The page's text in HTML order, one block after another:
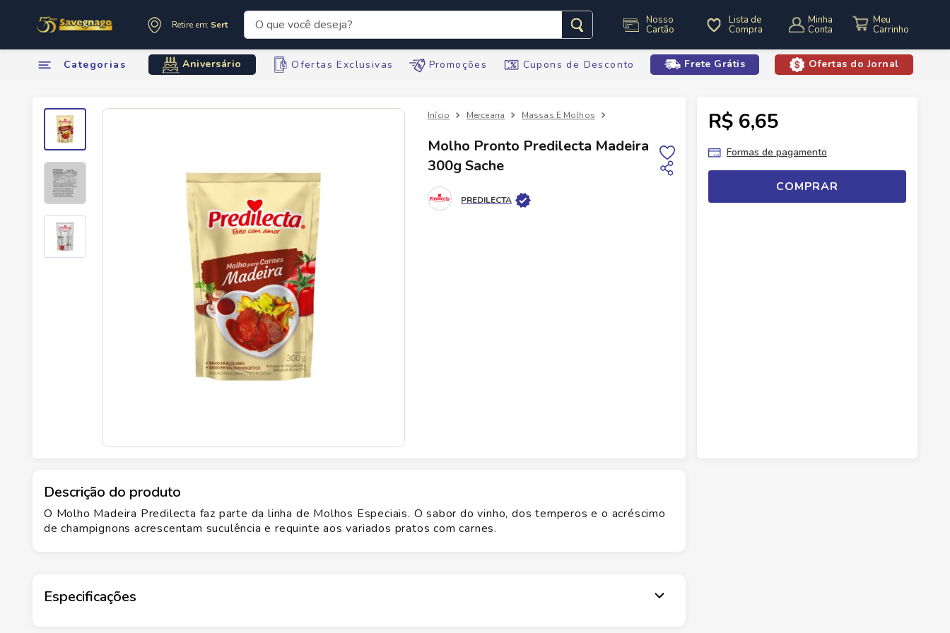
Retire em: Sertãozinho
O que você deseja? Nosso
Cartão
Lista de
Compra
Minha
Conta
Categorias Aniversário Ofertas Exclusivas Promoções Cupons de Desconto Frete Grátis Ofertas do Jornal
Mercearia Massas E Molhos Molho Pronto Predilecta Madeira 300g Sache
Molho Pronto Predilecta Madeira
300g Sache
PREDILECTA
Descrição do produto
O Molho Madeira Predilecta faz parte da linha de Molhos Especiais. O sabor do vinho, dos temperos e o acréscimo
de champignons acrescentam suculência e requinte aos variados pratos com carnes.
Especificações
R$ 6,65
Formas de pagamento
COMPRAR
Termos mais buscados
leite
3º
cerveja
6º
sabonete
7
aniversario
8º
oleo
9º
leite integral
10º chocolate